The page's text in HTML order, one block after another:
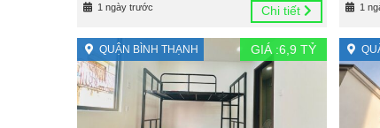
1 ngày trước Chi tiết 1
QUẬN BÌNH THẠNH GIÁ :6,9 TỶ